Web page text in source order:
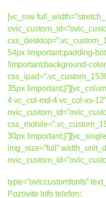
[vc_row
54px !important;padding-
!important;background-
35px
4 vc_col-md-4 vc_col-xs-
30px
img_size=”full”
type=”oviccustomfonts”
Pozovite Info telefon: